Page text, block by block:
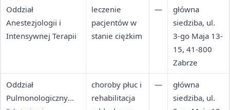
Oddział
Anestezjologii i
Intensywnej Terapii
leczenie
pacjentów w
stanie ciężkim
—
główna
siedziba, ul.
3-go Maja 13-
15, 41-800
Zabrze
Oddział
Pulmonologiczny
choroby płuc i
rehabilitacja
—
główna
siedziba, ul.